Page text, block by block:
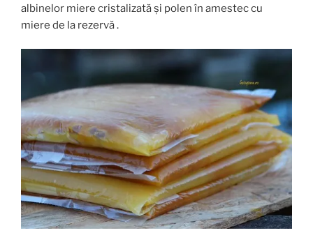
albinelor miere cristalizată și polen în amestec cu
miere de la rezervă .